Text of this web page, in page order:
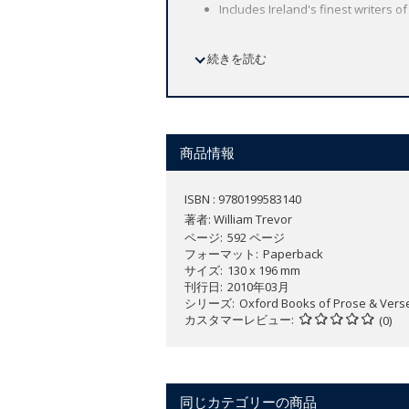
Includes Ireland's finest writers
Ireland has long been a nation of
Although Ireland may mourn the loss
続きを読む
商品情報
ISBN : 9780199583140
著者: William Trevor
ページ 592 ページ
フォーマット
Paperback
サイズ 130 x 196 mm
刊行日 2010年03月
シリーズ Oxford Books of Prose &
カスタマーレビュー
(0)
同じカテゴリーの商品